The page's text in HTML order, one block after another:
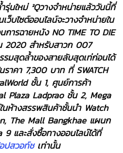
นใหม่ ²Qวางจำหน่ายแล้ววันนี้ที่
บไซต์ออนไลน์จะวางจำหน่ายใน
ารฉายหนัง NO TIME TO DIE
2020 สำหรับสาวก 007
รมสุดล้ำของสายลับสุดเท่ก่อนได้
ราคา 7,300 บาท ที่ SWATCH
ชั้น 1, ศูนย์การค้า
Plaza Ladprao ชั้น 2, Mega
นห้างสรรพสินค้าชั้นนำ Watch
The Mall Bangkhae แผนก
และสั่งซื้อทางออนไลน์ได้ที่
ปสวอท์ชเท่านั้น